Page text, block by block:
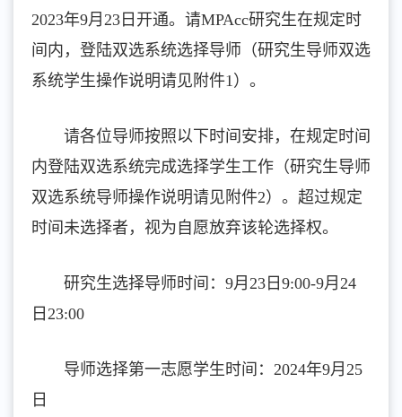
2023年9月23日开通。请MPAcc研究生在规定时
间内，登陆双选系统选择导师（研究生导师双选
系统学生操作说明请见附件1）。
请各位导师按照以下时间安排，在规定时间
内登陆双选系统完成选择学生工作（研究生导师
双选系统导师操作说明请见附件2）。超过规定
时间未选择者，视为自愿放弃该轮选择权。
研究生选择导师时间：9月23日9:00-9月24
日23:00
导师选择第一志愿学生时间：2024年9月25
日